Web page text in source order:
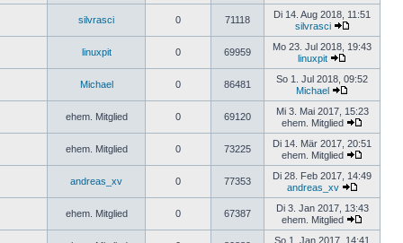
silvrasci 0 71118
Di 14. Aug 2018, 11:51
silvrasci
linuxpit 0 69959
Mo 23. Jul 2018, 19:43
linuxpit
Michael 0 86481
So 1. Jul 2018, 09:52
Michael
ehem. Mitglied 0 69120
Mi 3. Mai 2017, 15:23
ehem. Mitglied
ehem. Mitglied 0 73225
Di 14. Mär 2017, 20:51
ehem. Mitglied
andreas_xv 0 77353
Di 28. Feb 2017, 14:49
andreas_xv
ehem. Mitglied 0 67387
Di 3. Jan 2017, 13:43
ehem. Mitglied
So 1. Jan 2017, 14:41